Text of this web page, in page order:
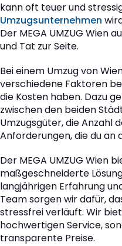
kann oft teuer und
Umzugsunternehmen
Der MEGA UMZUG Wien
und Tat zur Seite.
Bei einem Umzug von
verschiedene Faktoren
die Kosten haben. Dazu
zwischen den beiden
Umzugsgüter, die Anzahl
Anforderungen, die du an
Der MEGA UMZUG Wien
maßgeschneiderte
langjährigen Erfahrung
Team sorgen wir dafür,
stressfrei verläuft. Wir
hochwertigen Service,
transparente Preise.